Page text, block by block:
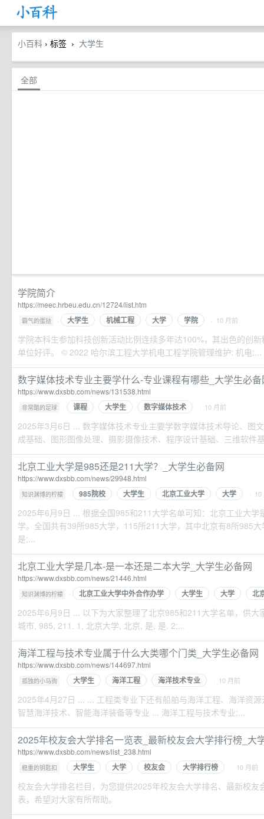
小百科 › 标签 › 大学生
全部
学院简介
https://meec.hrbeu.edu.cn/12724/list.htm
霸气的蛋挞 · 大学生 机械工程 大学 学院 · 10 月前
学院本科生参加科技创新活动比例连续多年达100%，其出色的创
单位好评。 © 2022 哈尔滨工程大学机电工程学院管理维护: 机电;...
数字媒体技术专业主要学什么-专业课程有哪些_大学生必
https://www.dxsbb.com/news/131538.html
非常酷的足球 · 课程 大学生 数字媒体技术 · 10 月前
2025年3月6日 ... 数字媒体技术专业主要学数字媒体技术导论、图
成基础、图形图像处理、摄影摄像技术、程序设计基础、三维软件
北京工业大学是985还是211大学？_大学生必备网
https://www.dxsbb.com/news/29948.html
知识渊博的柠檬 · 985院校 大学生 北京工业大学 大学 · 10
2025年6月9日 ... 根据全国985和211大学名单可知：北京工业大学
学。全国共有39所985大学，115所211大学，其中北京有8所985
是;...
北京工业大学是几本-是一本还是二本大学_大学生必备网
https://www.dxsbb.com/news/21446.html
知识渊博的柠檬 · 北京工业大学中外合作办学 大学生 大学 北
2025年6月9日 ... 以下为大家整理了北京985和211大学名单，供大
城市, 985, 211. 1, 北京大学, 北京, 是, 是. 2;...
海洋工程与技术专业属于什么大类哪个门类_大学生必备网
https://www.dxsbb.com/news/144697.html
孤独的小马驹 · 大学生 海洋工程 海洋技术专业 · 10 月前
2025年4月27日 ... ... 工程类专业下还有船舶与海洋工程、海洋资
智慧海洋技术、智能海洋装备等专业 ... 海洋工程与技术专业;...
2025年校友会大学排名一览表_最新校友会大学排行榜_大
https://www.dxsbb.com/news/list_238.html
稳重的钥匙扣 · 大学生 大学 校友会 大学排行榜 · 10 月前
校友会大学排名栏目，为您提供2025年校友会大学排名、最新校友
表，希望对大家有所帮助。